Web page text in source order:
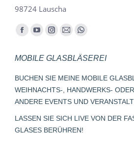
98724 Lauscha
Finden Sie uns auf:
Facebook
opens
in
new
window
YouTube
opens
in
new
window
Instagram
opens
in
new
window
E-
page
opens
in
new
Whatsapp
opens
in
new
window
MOBILE GLASBLÄSEREI
BUCHEN SIE MEINE MOBILE
WEIHNACHTS-, HANDWERKS-
ANDERE EVENTS UND
LASSEN SIE SICH LIVE VON DER
GLASES BERÜHREN!